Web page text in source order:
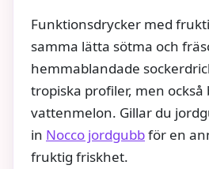
Funktionsdrycker med
samma lätta sötma och
hemmablandade
tropiska profiler, men också
vattenmelon. Gillar du
in Nocco jordgubbför en
fruktig friskhet.